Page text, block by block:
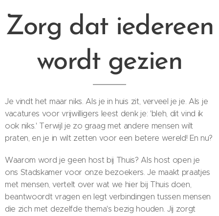
Zorg dat iedereen
wordt gezien
Je vindt het maar niks. Als je in huis zit, verveel je je. Als je
vacatures voor vrijwilligers leest denk je: 'bleh, dit vind ik
ook niks.' Terwijl je zo graag met andere mensen wilt
praten, en je in wilt zetten voor een betere wereld! En nu?
Waarom word je geen host bij Thuis? Als host open je
ons Stadskamer voor onze bezoekers. Je maakt praatjes
met mensen, vertelt over wat we hier bij Thuis doen,
beantwoordt vragen en legt verbindingen tussen mensen
die zich met dezelfde thema's bezig houden. Jij zorgt